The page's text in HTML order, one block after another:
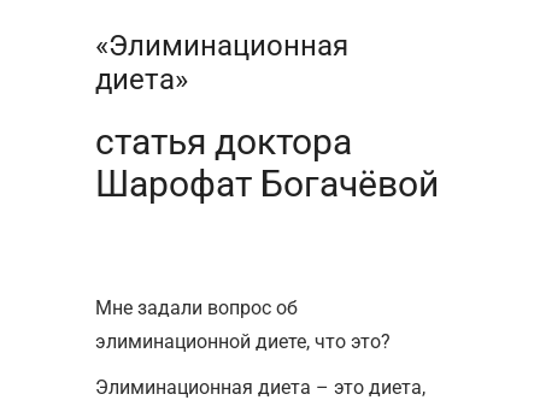
«Элиминационная
диета»
статья доктора
Шарофат Богачёвой
Мне задали вопрос об
элиминационной диете, что это?
Элиминационная диета – это диета,